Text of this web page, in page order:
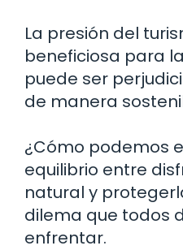
La presión del
beneficiosa para
puede ser
de manera
¿Cómo podemos
equilibrio entre
natural y
dilema que todos
enfrentar.